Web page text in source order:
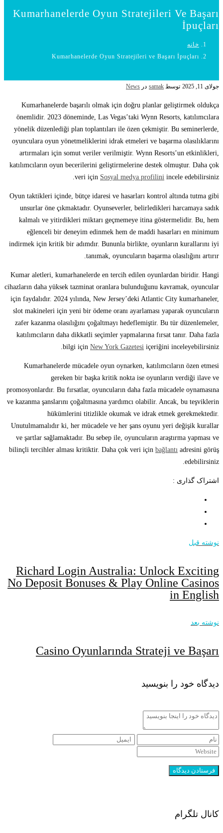
Kumarhanelerde Oyun Stratejileri Ve Başarı
İpuçları
خانه
Kumarhanelerde Oyun Stratejileri ve Başarı İpuçları
جولای 11, 2025 توسط samak در News
Kumarhanelerde başarılı olmak için doğru planlar geliştirmek oldukça
önemlidir. 2023 döneminde, Las Vegas’taki Wynn Resorts, katılımcılara
yönelik düzenlediği plan toplantıları ile özen çekmiştir. Bu seminerlerde,
oyunculara oyun yönetmeliklerini idrak etmeleri ve başarma olasılıklarını
artırmaları için somut veriler verilmiştir. Wynn Resorts’un etkinlikleri,
katılımcıların oyun becerilerini geliştirmelerine destek olmuştur. Daha çok
veri için Sosyal medya profilini incele edebilirsiniz.
Oyun taktikleri içinde, bütçe idaresi ve hasarları kontrol altında tutma gibi
unsurlar öne çıkmaktadır. Oyunseverler, belirledikleri harcamaya sadık
kalmalı ve yitirdikleri miktarı geçmemeye itina göstermelidir. Bu, hem
eğlenceli bir deneyim edinmek hem de maddi hasarları en minimum
indirmek için kritik bir adımdır. Bununla birlikte, oyunların kurallarını iyi
tanımak, oyuncuların başarma olasılığını artırır.
Kumar aletleri, kumarhanelerde en tercih edilen oyunlardan biridir. Hangi
cihazların daha yüksek tazminat oranlara bulunduğunu kavramak, oyuncular
için faydalıdır. 2024 yılında, New Jersey’deki Atlantic City kumarhaneler,
slot makineleri için yeni bir ödeme oranı ayarlaması yaparak oyuncuların
zafer kazanma olasılığını çoğaltmayı hedeflemiştir. Bu tür düzenlemeler,
katılımcıların daha dikkatli seçimler yapmalarına fırsat tanır. Daha fazla
bilgi için New York Gazetesi içeriğini inceleyebilirsiniz.
Kumarhanelerde mücadele oyun oynarken, katılımcıların özen etmesi
gereken bir başka kritik nokta ise oyunların verdiği ilave ve
promosyonlardır. Bu fırsatlar, oyuncuların daha fazla mücadele oynamasına
ve kazanma şanslarını çoğaltmasına yardımcı olabilir. Ancak, bu teşviklerin
hükümlerini titizlikle okumak ve idrak etmek gerekmektedir.
Unutulmamalıdır ki, her mücadele ve her şans oyunu yeri değişik kurallar
ve şartlar sağlamaktadır. Bu sebep ile, oyuncuların araştırma yapması ve
bilinçli tercihler alması kritiktir. Daha çok veri için bağlantı adresini görüş
edebilirsiniz.
اشتراک گذاری :
نوشته قبل
Richard Login Australia: Unlock Exciting
No Deposit Bonuses & Play Online Casinos
in English
نوشته بعد
Casino Oyunlarında Strateji ve Başarı
دیدگاه خود را بنویسید
کانال تلگرام